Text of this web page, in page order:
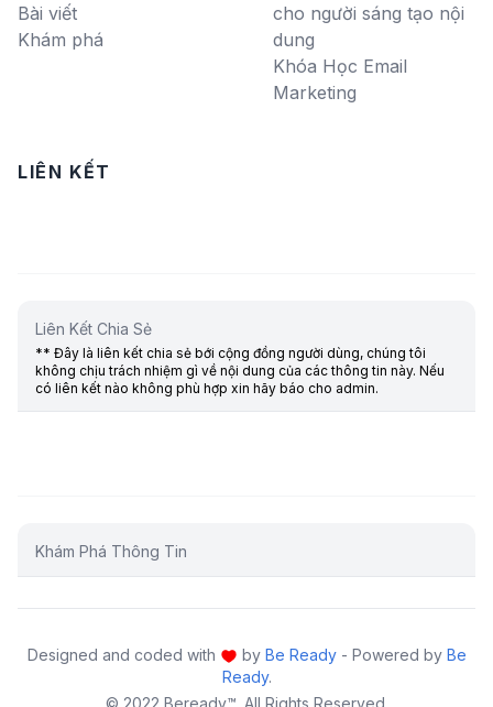
Bài viết
Khám phá
cho người sáng tạo nội
dung
Khóa Học Email
Marketing
LIÊN KẾT
Liên Kết Chia Sẻ
** Đây là liên kết chia sẻ bới cộng đồng người dùng, chúng tôi
không chịu trách nhiệm gì về nội dung của các thông tin này. Nếu
có liên kết nào không phù hợp xin hãy báo cho admin.
Khám Phá Thông Tin
Designed and coded with by Be Ready- Powered by Be
Ready.